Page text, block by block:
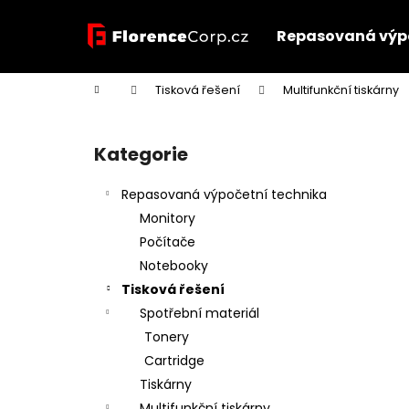
Repasovaná
Domů Tisková řešení Multifunkční tiskárny
Přeskočit
kategorie
Kategorie
Repasovaná výpočetní technika
Monitory
Počítače
Notebooky
Tisková řešení
Spotřební materiál
Tonery
Cartridge
Tiskárny
í
Zpět
do
Zpět
do